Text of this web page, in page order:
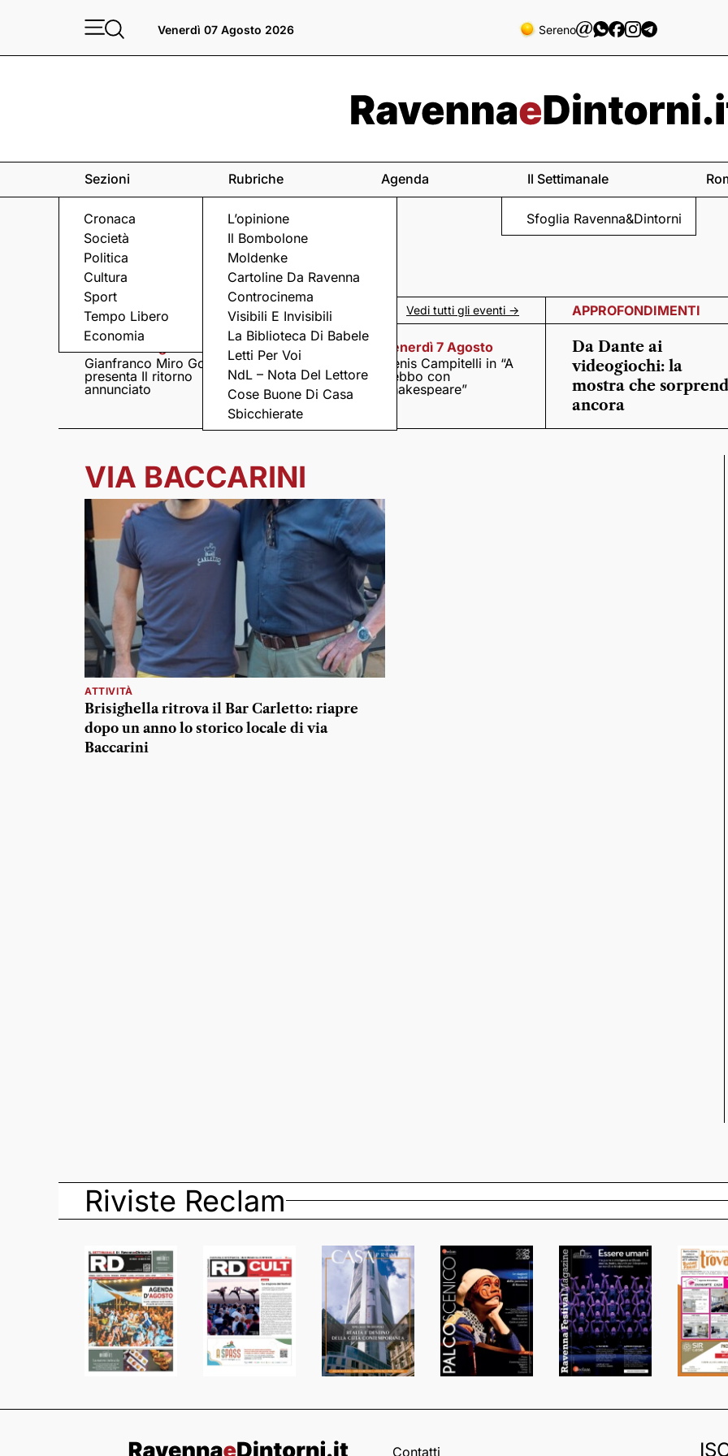
Venerdì 07 Agosto 2026 Sereno
Sezioni
Cronaca
Società
Politica
Cultura
Sport
Tempo Libero
Economia
Rubriche
L’opinione
Il Bombolone
Moldenke
Cartoline Da Ravenna
Controcinema
Visibili E Invisibili
La Biblioteca Di Babele
Letti Per Voi
NdL – Nota Del Lettore
Cose Buone Di Casa
Sbicchierate
Agenda Il Settimanale
Sfoglia Ravenna&Dintorni
Eventi a Ravenna e dintorni Vedi tutti gli eventi ->
Gianfranco Miro Gori
presenta Il ritorno
annunciato
Venerdì 7 Agosto
I Fine Before You
Came tornano con il
disco “C’è ancora
amore”
Venerdì 7 Agosto
Denis Campitelli in “A
trebbo con
Shakespeare”
APPROFONDIMENTI
Da Dante ai
videogiochi: la
mostra che
ancora
VIA BACCARINI
ATTIVITÀ
Brisighella ritrova il Bar Carletto: riapre
dopo un anno lo storico locale di via
Baccarini
Riviste Reclam
Contatti